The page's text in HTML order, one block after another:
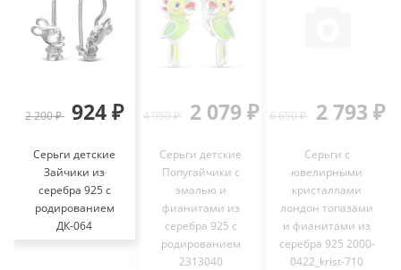
2 200 ₽ 924 ₽
Серьги детские
Зайчики из
серебра 925 с
родированием
ДК-064
4 950 ₽ 2 079 ₽
Серьги детские
Попугайчики с
эмалью и
фианитами из
серебра 925 с
родированием
2313040
6 650 ₽ 2 793 ₽
Серьги с
ювелирными
кристаллами
лондон топазами
и фианитами из
cеребра 925 2000-
0422_krist-710